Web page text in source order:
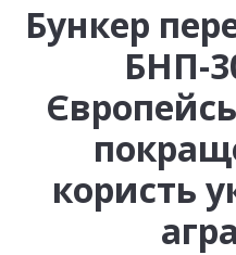
Бункер
БНП-
користь